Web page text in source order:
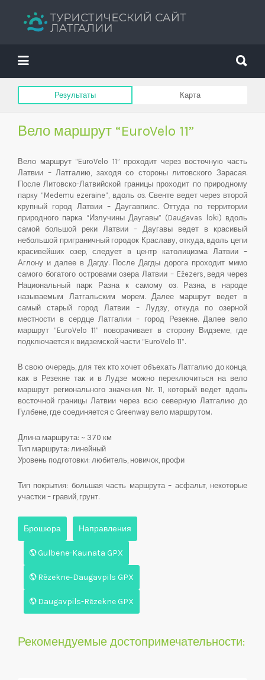
Путеводитель твоего отдыха
Искать:
Результаты Карта
Вело маршрут “EuroVelo 11”
Вело маршрут “EuroVelo 11” проходит через восточную часть
Латвии – Латгалию, заходя со стороны литовского Зарасая.
После Литовско-Латвийской границы проходит по природному
парку “Medemu ezeraine”, вдоль оз. Свенте ведет через второй
крупный город Латвии – Даугавпилс. Оттуда по территории
природного парка “Излучины Даугавы” (Daugavas loki) вдоль
самой большой реки Латвии – Даугавы ведет в красивый
небольшой приграничный городок Краславу, откуда, вдоль цепи
красивейших озер, следует в центр католицизма Латвии –
Аглону и далее в Дагду. После Дагды дорога проходит мимо
самого богатого островами озера Латвии – Ežezers, ведя через
Национальный парк Разна к самому оз. Разна, в народе
называемым Латгальским морем. Далее маршрут ведет в
самый старый город Латвии – Лудзу, откуда по озерной
местности в сердце Латгалии – город Резекне. Далее вело
маршрут “EuroVelo 11” поворачивает в сторону Видземе, где
подключается к видземской части “EuroVelo 11”.
В свою очередь, для тех кто хочет объехать Латгалию до конца,
как в Резекне так и в Лудзе можно переключиться на вело
маршрут регионального значения Nr. 11, который ведет вдоль
восточной границы Латвии через всю северную Латгалию до
Гулбене, где соединяется с Greenway вело маршрутом.
Длина маршрута: ~ 370 км
Тип маршрута: линейный
Уровень подготовки: любитель, новичок, профи
Тип покрытия: большая часть маршрута – асфальт, некоторые
участки – гравий, грунт.
Брошюра Направления
Gulbene-Kaunata GPX
Rēzekne-Daugavpils GPX
Daugavpils-Rēzekne GPX
Рекомендуемые достопримечательности: